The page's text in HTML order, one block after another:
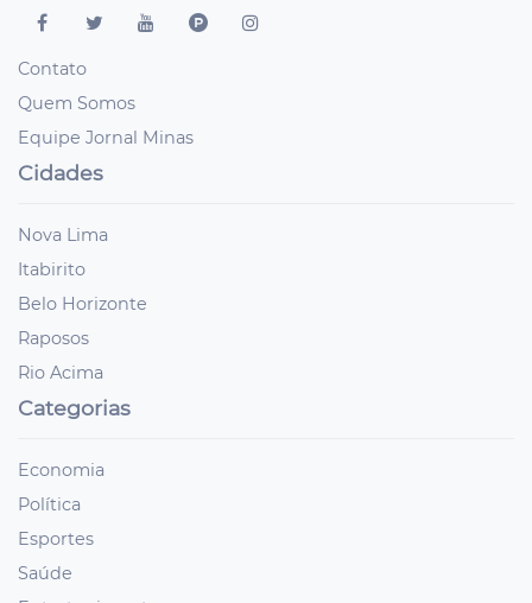
Contato
Quem Somos
Equipe Jornal Minas
Cidades
Nova Lima
Itabirito
Belo Horizonte
Raposos
Rio Acima
Categorias
Economia
Política
Esportes
Saúde